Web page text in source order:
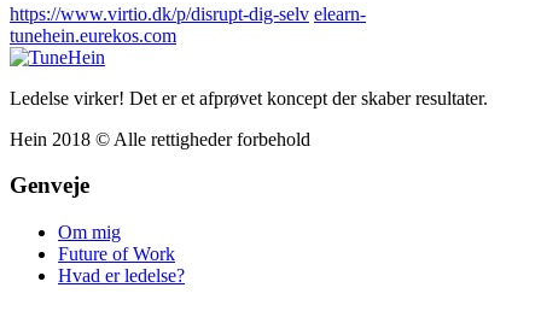
https://www.virtio.dk/p/disrupt-dig-selv elearn-
tunehein.eurekos.com
Ledelse virker! Det er et afprøvet koncept der skaber resultater.
Hein 2018 © Alle rettigheder forbehold
Genveje
Om mig
Future of Work
Hvad er ledelse?